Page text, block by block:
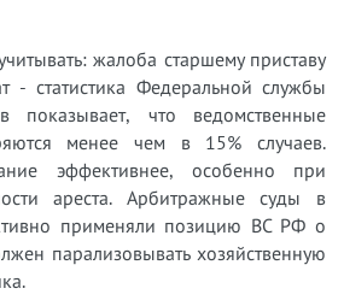
жалоба старшему приставу
- статистика Федеральной службы
показывает, что ведомственные
менее чем в 15% случаев.
эффективнее, особенно при
ареста. Арбитражные суды в
применяли позицию ВС РФ о
парализовывать хозяйственную